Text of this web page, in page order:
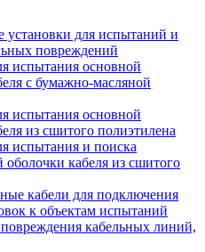
установки для испытаний и
повреждений
испытания основной
с бумажно-масляной
испытания основной
из сшитого полиэтилена
испытания и поиска
кабеля из сшитого
кабели для подключения
к объектам испытаний
кабельных линий,